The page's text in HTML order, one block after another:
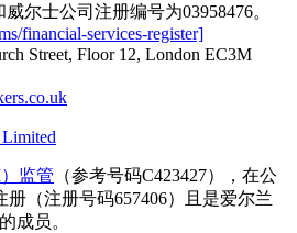
尔士公司注册编号为03958476。
financial-services-register]
Street, Floor 12, London EC3M
监管 （参考号码C423427），在公
（注册号码657406）且是爱尔兰
成员。